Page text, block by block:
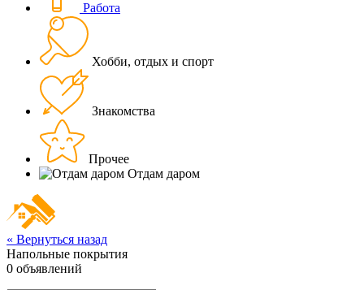
Работа
Хобби, отдых и спорт
Знакомства
Прочее
Отдам даром
« Вернуться назад
Напольные покрытия
0 объявлений